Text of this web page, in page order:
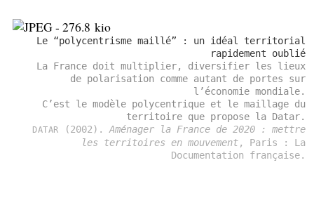
Le “polycentrisme maillé” : un idéal territorial
rapidement oublié
La France doit multiplier, diversifier les lieux
de polarisation comme autant de portes sur
l’économie mondiale.
C’est le modèle polycentrique et le maillage du
territoire que propose la Datar.
DATAR (2002).Aménager la France de 2020 : mettre
les territoires en mouvement, Paris : La
Documentation française.